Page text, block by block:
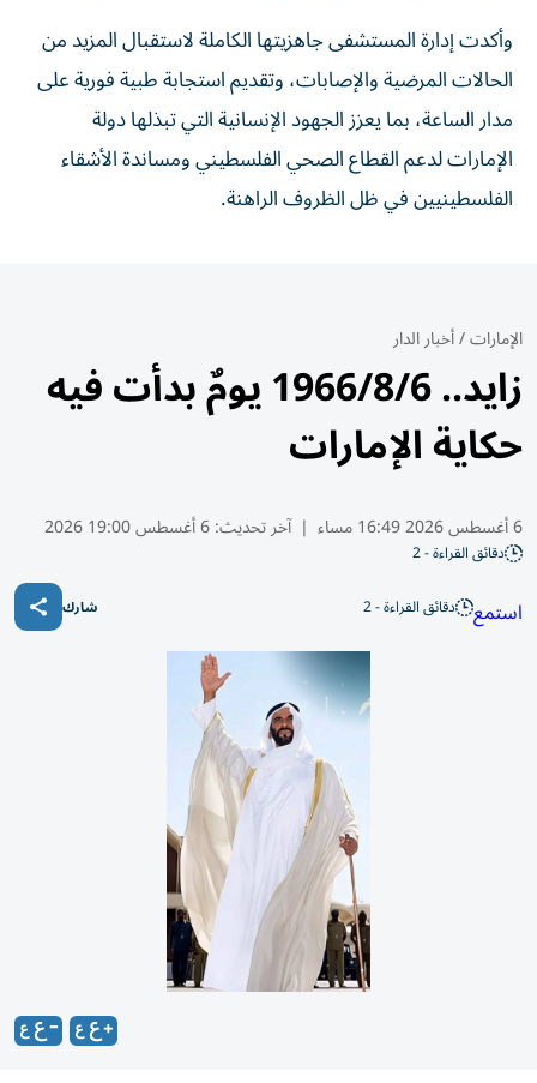
وأكدت إدارة المستشفى جاهزيتها الكاملة لاستقبال المزيد من
الحالات المرضية والإصابات، وتقديم استجابة طبية فورية على
مدار الساعة، بما يعزز الجهود الإنسانية التي تبذلها دولة
الإمارات لدعم القطاع الصحي الفلسطيني ومساندة الأشقاء
الفلسطينيين في ظل الظروف الراهنة.
الإمارات/أخبار الدار
زايد.. 1966/8/6 يومٌ بدأت فيه
حكاية الإمارات
6 أغسطس 2026 16:49 مساء | آخر تحديث:6 أغسطس 19:00 2026
دقائق القراءة - 2
استمع دقائق القراءة - 2 شارك